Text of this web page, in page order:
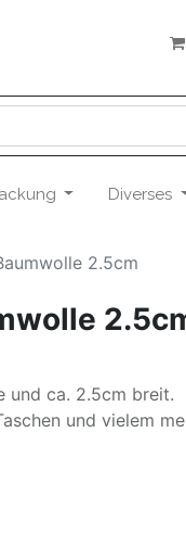
Diverses
2.5cm
und ca. 2.5cm breit.
und vielem